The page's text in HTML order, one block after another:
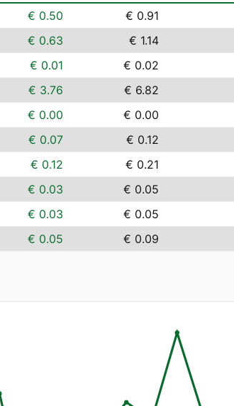
€ 0.50 € 0.91
€ 0.63 € 1.14
€ 0.01 € 0.02
€ 3.76 € 6.82
€ 0.00 € 0.00
€ 0.07 € 0.12
€ 0.12 € 0.21
€ 0.03 € 0.05
€ 0.03 € 0.05
€ 0.05 € 0.09